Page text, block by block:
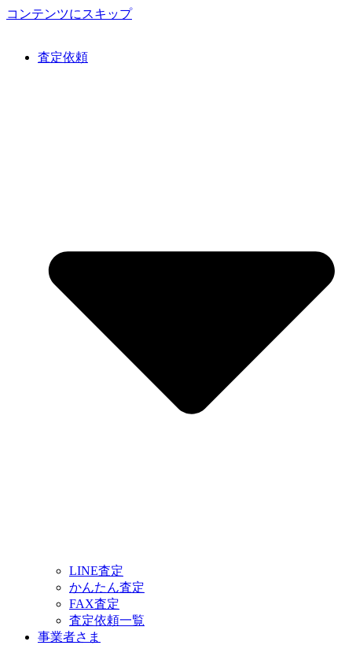
コンテンツにスキップ
査定依頼
LINE査定
かんたん査定
FAX査定
査定依頼一覧
事業者さま